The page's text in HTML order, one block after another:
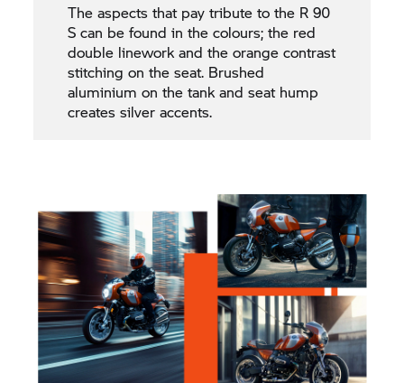
The aspects that pay tribute to the R 90
S can be found in the colours; the red
double linework and the orange contrast
stitching on the seat. Brushed
aluminium on the tank and seat hump
creates silver accents.